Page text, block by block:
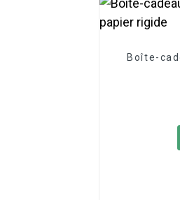
Boîte-